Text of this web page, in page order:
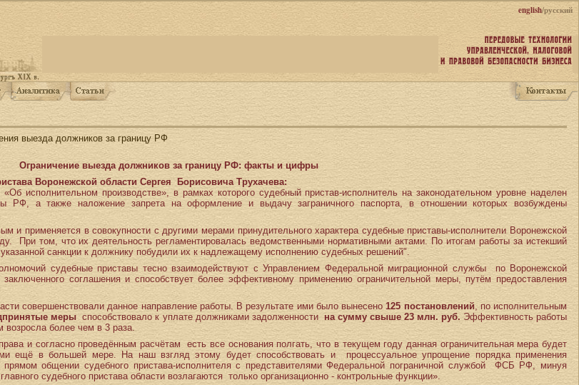
english/русский
выезда должников за границу РФ
Ограничение выезда должников за границу РФ: факты и цифры
Воронежской области Сергея Борисовича Трухачева:
исполнительном производстве», в рамках которого судебный пристав-исполнитель на законодательном уровне наделен
РФ, а также наложение запрета на оформление и выдачу заграничного паспорта, в отношении которых возбуждены
и применяется в совокупности с другими мерами принудительного характера судебные приставы-исполнители Воронежской
При том, что их деятельность регламентировалась ведомственными нормативными актами. По итогам работы за истекший
санкции к должнику побудили их к надлежащему исполнению судебных решений".
судебные приставы тесно взаимодействуют с Управлением Федеральной миграционной службы по Воронежской
соглашения и способствует более эффективному применению ограничительной меры, путём предоставления
совершенствовали данное направление работы. В результате ими было вынесено 125 постановлений, по исполнительным
меры способствовало к уплате должниками задолженности на сумму свыше 23 млн. руб. Эффективность работы
более чем в 3 раза.
и согласно проведённым расчётам есть все основания полгать, что в текущем году данная ограничительная мера будет
ещё в большей мере. На наш взгляд этому будет способствовать и процессуальное упрощение порядка применения
прямом общении судебного пристава-исполнителя с представителями Федеральной пограничной службой ФСБ РФ, минуя
судебного пристава области возлагаются только организационно - контрольные функции».